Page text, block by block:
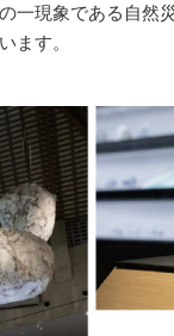
一現象である自然
ます。